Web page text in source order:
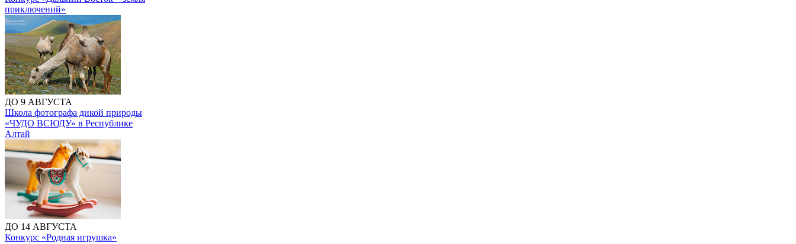
приключений»
ДО 9 АВГУСТА
Школа фотографа дикой природы
«ЧУДО ВСЮДУ» в Республике
Алтай
ДО 14 АВГУСТА
Конкурс «Родная игрушка»